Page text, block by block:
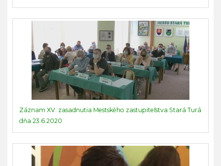
Záznam XV. zasadnutia Mestského zastupiteľstva Stará Turá
dňa 23.6.2020